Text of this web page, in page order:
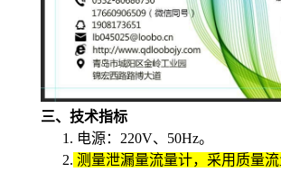
三、技术指标
1. 电源： 220V、 50Hz。
2. 测量泄漏量流量计，采用质量